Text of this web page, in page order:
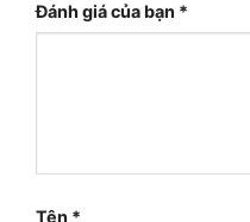
Đánh giá của bạn *
Tên *